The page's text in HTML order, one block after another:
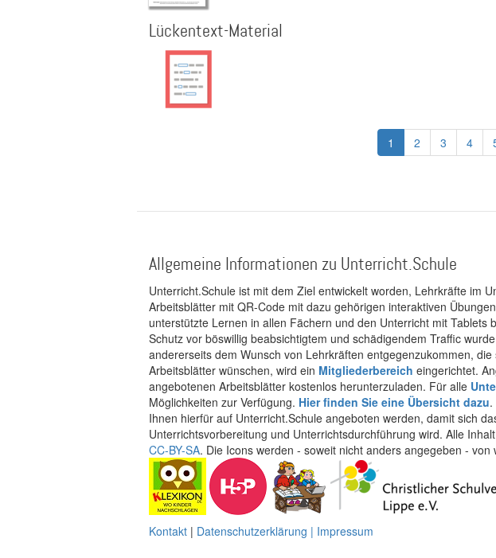
Lückentext-Material
Aktuelle
Seite
1 Page
2 Page
3 Page
4
Allgemeine Informationen zu Unterricht.Schule
Unterricht.Schule ist mit dem Ziel entwickelt worden, Lehrkräfte im
Arbeitsblätter mit QR-Code mit dazu gehörigen interaktiven
unterstützte Lernen in allen Fächern und den Unterricht mit
Schutz vor böswillig beabsichtigtem und schädigendem Traffic
andererseits dem Wunsch von Lehrkräften entgegenzukommen,
Arbeitsblätter wünschen, wird ein Mitgliederbereich eingerichtet.
angebotenen Arbeitsblätter kostenlos herunterzuladen. Für alle
Möglichkeiten zur Verfügung. Hier finden Sie eine Übersicht dazu
Ihnen hierfür auf Unterricht.Schule angeboten werden, damit sich
Unterrichtsvorbereitung und Unterrichtsdurchführung wird. Alle
CC-BY-SA. Die Icons werden - soweit nicht anders angegeben -
Kontakt | Datenschutzerklärung | Impressum